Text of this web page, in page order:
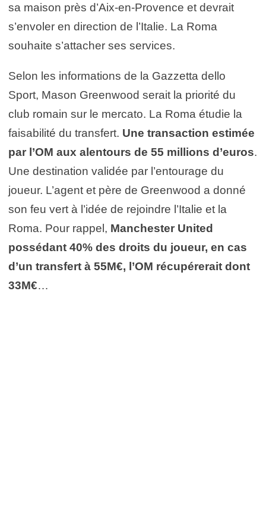
sa maison près d’Aix-en-Provence et devrait
s’envoler en direction de l’Italie. La Roma
souhaite s’attacher ses services.
Selon les informations de la Gazzetta dello
Sport, Mason Greenwood serait la priorité du
club romain sur le mercato. La Roma étudie la
faisabilité du transfert. Une transaction estimée
par l’OM aux alentours de 55 millions d’euros.
Une destination validée par l’entourage du
joueur. L’agent et père de Greenwood a donné
son feu vert à l’idée de rejoindre l’Italie et la
Roma. Pour rappel, Manchester United
possédant 40% des droits du joueur, en cas
d’un transfert à 55M€, l’OM récupérerait dont
33M€…